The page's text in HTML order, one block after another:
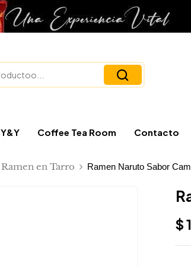
Y&Y Coffee Tea Room Contacto
Ramen en Tarro Ramen Naruto Sabor
$